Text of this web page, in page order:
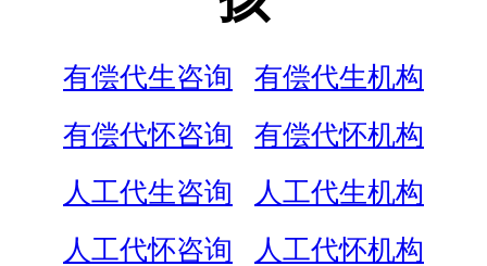
有偿代生咨询
有偿代生机构
有偿代怀咨询
有偿代怀机构
人工代生咨询
人工代生机构
人工代怀咨询
人工代怀机构